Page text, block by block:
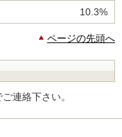
10.3%
ページの先頭へ
連絡下さい。